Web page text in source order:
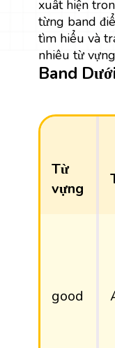
xuất hiện
từng band
tìm hiểu và
nhiêu từ
Band
Từ
vựng
good